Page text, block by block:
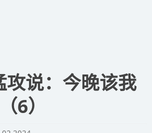
攻说：今晚该我
6）